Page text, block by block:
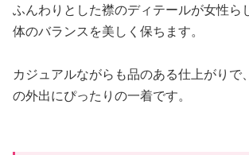
ふんわりとした襟のディテールが女性ら
体のバランスを美しく保ちます。
カジュアルながらも品のある仕上がりで
の外出にぴったりの一着です。